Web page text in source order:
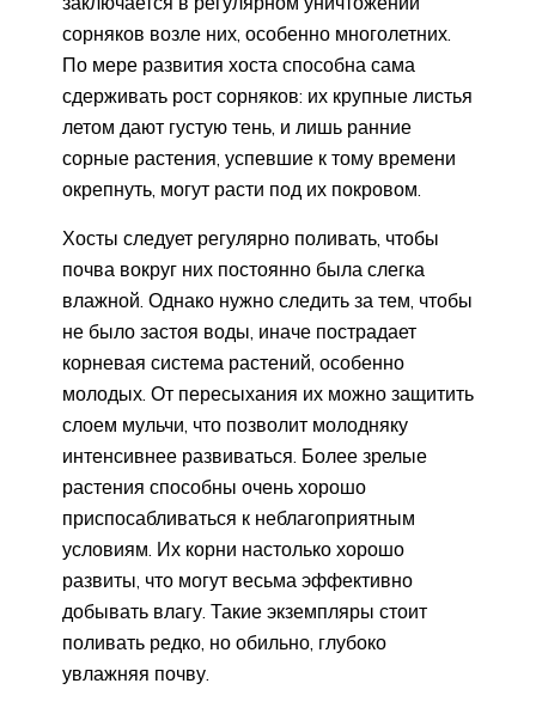
сорняков возле них, особенно многолетних.
По мере развития хоста способна сама
сдерживать рост сорняков: их крупные листья
летом дают густую тень, и лишь ранние
сорные растения, успевшие к тому времени
окрепнуть, могут расти под их покровом.
Хосты следует регулярно поливать, чтобы
почва вокруг них постоянно была слегка
влажной. Однако нужно следить за тем, чтобы
не было застоя воды, иначе пострадает
корневая система растений, особенно
молодых. От пересыхания их можно защитить
слоем мульчи, что позволит молодняку
интенсивнее развиваться. Более зрелые
растения способны очень хорошо
приспосабливаться к неблагоприятным
условиям. Их корни настолько хорошо
развиты, что могут весьма эффективно
добывать влагу. Такие экземпляры стоит
поливать редко, но обильно, глубоко
увлажняя почву.